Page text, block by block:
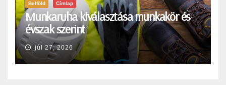
Belföld Címlap
Munkaruha kiválasztása munkakör és
évszak szerint
júl 27, 2026